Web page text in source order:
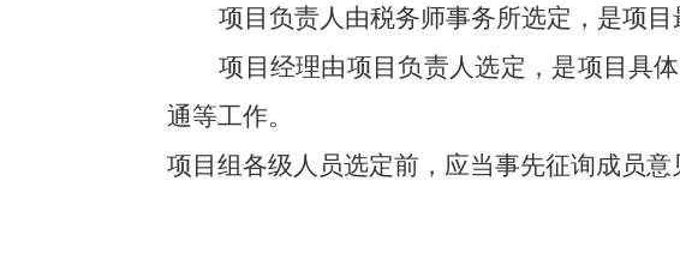
项目负责人由税务师事务所选定，是项
项目经理由项目负责人选定，是项目具
通等工作。
项目组各级人员选定前，应当事先征询成员